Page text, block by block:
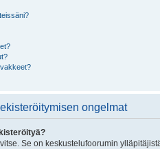
ongelmat
Se on keskustelufoorumin